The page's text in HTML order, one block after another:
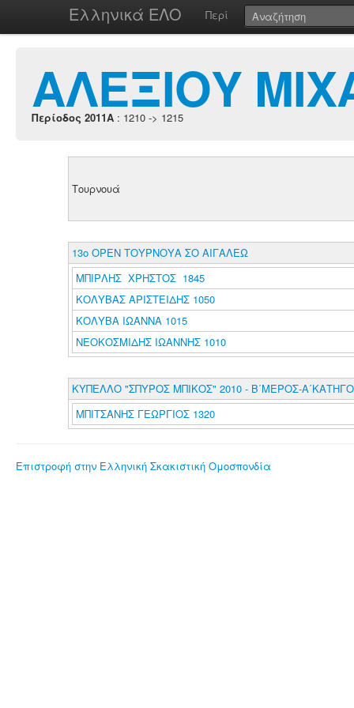
Ελληνικά ΕΛΟ Περί
ΑΛΕΞΙΟΥ
Περίοδος 2011A : 1210 -> 1215
Τουρνουά
13ο ΟΡΕΝ ΤΟΥΡΝΟΥΑ ΣΟ ΑΙΓΑΛΕΩ
ΜΠΙΡΛΗΣ ΧΡΗΣΤΟΣ 1845
ΚΟΛΥΒΑΣ ΑΡΙΣΤΕΙΔΗΣ 1050
ΚΟΛΥΒΑ ΙΩΑΝΝΑ 1015
ΝΕΟΚΟΣΜΙΔΗΣ ΙΩΑΝΝΗΣ 1010
ΚΥΠΕΛΛΟ "ΣΠΥΡΟΣ ΜΠΙΚΟΣ" 2010 - Β΄ΜΕΡΟΣ-
ΜΠΙΤΣΑΝΗΣ ΓΕΩΡΓΙΟΣ 1320
Επιστροφή στην Ελληνική Σκακιστική Ομοσπονδία